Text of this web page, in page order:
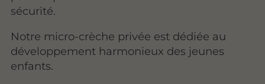
sécurité.
Notre micro-crèche privée est dédiée au
développement harmonieux des jeunes
enfants.